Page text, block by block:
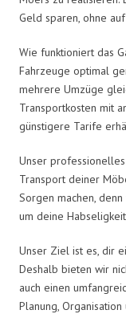
Geld sparen, ohne
Wie funktioniert das
Fahrzeuge optimal
mehrere Umzüge
Transportkosten mit
günstigere Tarife
Unser
Transport deiner
Sorgen machen,
um deine
Unser Ziel ist es, dir
Deshalb bieten wir
auch einen
Planung,